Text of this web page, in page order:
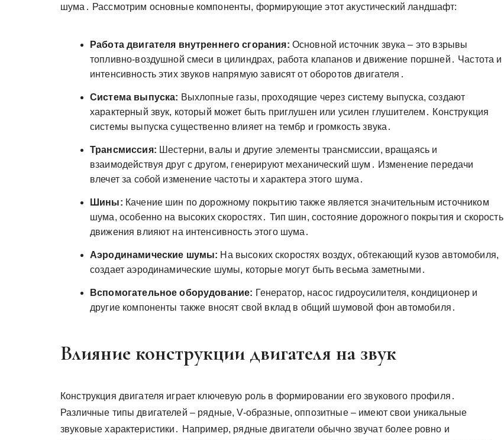
шума․ Рассмотрим основные компоненты, формирующие этот акустический ландшафт:
Работа двигателя внутреннего сгорания: Основной источник звука – это взрывы
топливно-воздушной смеси в цилиндрах, работа клапанов и движение поршней․ Частота и
интенсивность этих звуков напрямую зависят от оборотов двигателя․
Система выпуска: Выхлопные газы, проходящие через систему выпуска, создают
характерный звук, который может быть приглушен или усилен глушителем․ Конструкция
системы выпуска существенно влияет на тембр и громкость звука․
Трансмиссия: Шестерни, валы и другие элементы трансмиссии, вращаясь и
взаимодействуя друг с другом, генерируют механический шум․ Изменение передачи
влечет за собой изменение частоты и характера этого шума․
Шины: Качение шин по дорожному покрытию также является значительным источником
шума, особенно на высоких скоростях․ Тип шин, состояние дорожного покрытия и скорость
движения влияют на интенсивность этого шума․
Аэродинамические шумы: На высоких скоростях воздух, обтекающий кузов автомобиля,
создает аэродинамические шумы, которые могут быть весьма заметными․
Вспомогательное оборудование: Генератор, насос гидроусилителя, кондиционер и
другие компоненты также вносят свой вклад в общий шумовой фон автомобиля․
Влияние конструкции двигателя на звук
Конструкция двигателя играет ключевую роль в формировании его звукового профиля․
Различные типы двигателей – рядные, V-образные, оппозитные – имеют свои уникальные
звуковые характеристики․ Например, рядные двигатели обычно звучат более ровно и